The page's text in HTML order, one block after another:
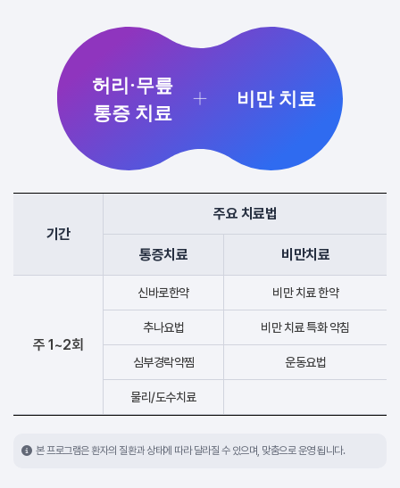
기간
주요 치료법
통증치료 비만치료
주 1~2회
신바로한약 비만 치료 한약
추나요법 비만 치료 특화 약침
심부경락약찜 운동요법
물리/도수치료
본 프로그램은 환자의 질환과 상태에 따라 달라질 수 있으며, 맞춤으로 운영 됩니다.